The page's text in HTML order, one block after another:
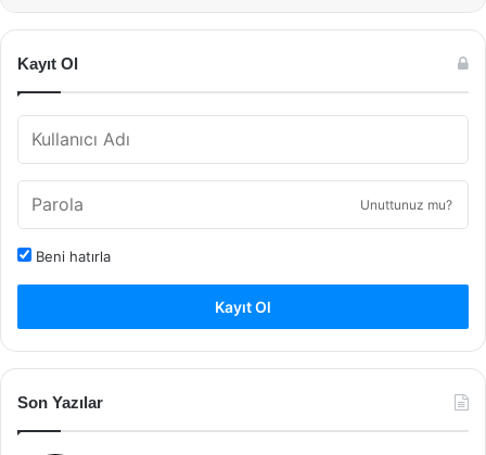
Kayıt Ol
Unuttunuz mu?
Beni hatırla
Kayıt Ol
Son Yazılar